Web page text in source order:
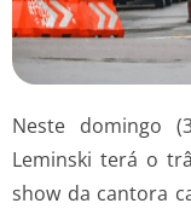
Neste domingo
Leminski terá o
show da cantora